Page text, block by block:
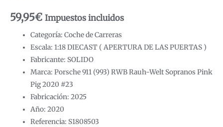
59,95€ Impuestos incluidos
Categoría: Coche de Carreras
Escala: 1:18 DIECAST ( APERTURA DE LAS PUERTAS )
Fabricante: SOLIDO
Marca: Porsche 911 (993) RWB Rauh-Welt Sopranos Pink
Pig 2020 #23
Fabricación: 2025
Año: 2020
Referencia: S1808503